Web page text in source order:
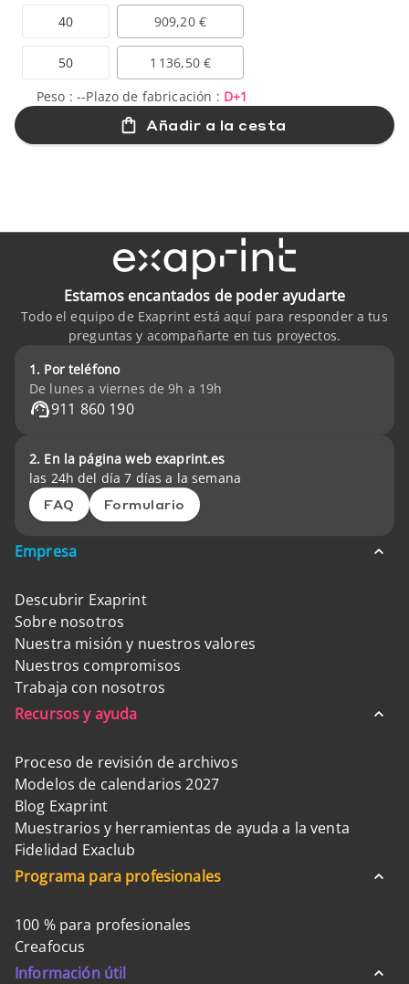
40
50
909,20 €
1 136,50 €
Peso :--Plazo de fabricación : D+1
Añadir a la cesta
Estamos encantados de poder ayudarte
Todo el equipo de Exaprint está aquí para responder a tus
preguntas y acompañarte en tus proyectos.
1. Por teléfono
De lunes a viernes de 9h a 19h
911 860 190
2. En la página web exaprint.es
las 24h del día 7 días a la semana
FAQ Formulario
Empresa
Descubrir Exaprint
Sobre nosotros
Nuestra misión y nuestros valores
Nuestros compromisos
Trabaja con nosotros
Recursos y ayuda
Proceso de revisión de archivos
Modelos de calendarios 2027
Blog Exaprint
Muestrarios y herramientas de ayuda a la venta
Fidelidad Exaclub
Programa para profesionales
100 % para profesionales
Creafocus
Información útil